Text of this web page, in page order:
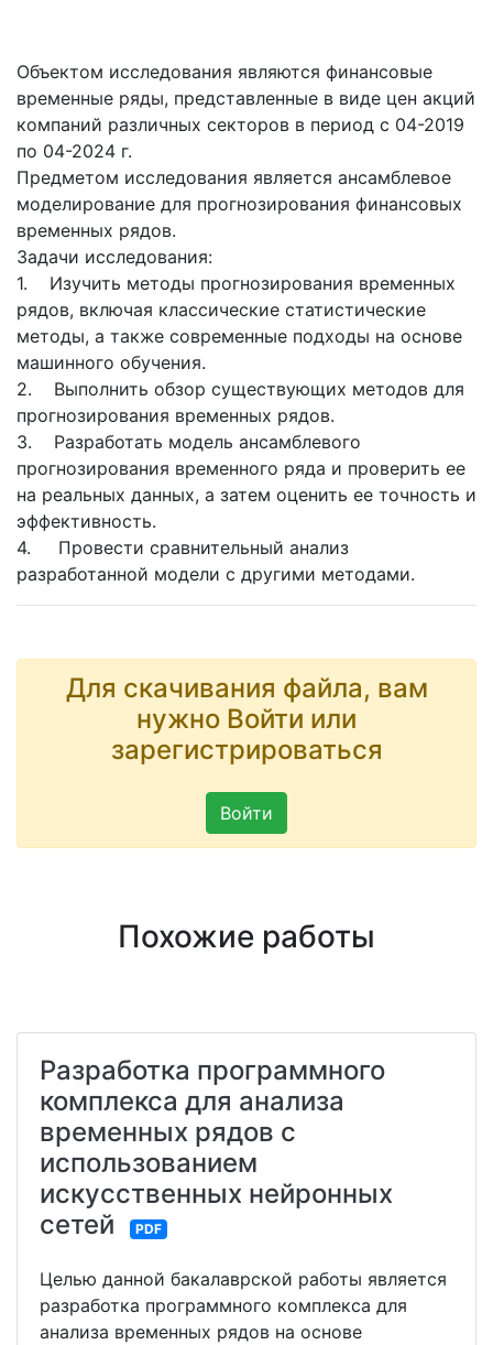
Объектом исследования являются финансовые
временные ряды, представленные в виде цен акций
компаний различных секторов в период с 04-2019
по 04-2024 г.
Предметом исследования является ансамблевое
моделирование для прогнозирования финансовых
временных рядов.
Задачи исследования:
1. Изучить методы прогнозирования временных
рядов, включая классические статистические
методы, а также современные подходы на основе
машинного обучения.
2. Выполнить обзор существующих методов для
прогнозирования временных рядов.
3. Разработать модель ансамблевого
прогнозирования временного ряда и проверить ее
на реальных данных, а затем оценить ее точность и
эффективность.
4. Провести сравнительный анализ
разработанной модели с другими методами.
Для скачивания файла, вам
нужно Войти или
зарегистрироваться
Войти
Похожие работы
Разработка программного
комплекса для анализа
временных рядов с
использованием
искусственных нейронных
сетей
PDF
Целью данной бакалаврской работы является
разработка программного комплекса для
анализа временных рядов на основе